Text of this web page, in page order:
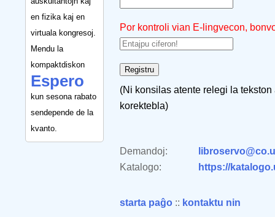
en fizika kaj en
virtuala kongresoj.
Mendu la
kompaktdiskon
Espero
kun sesona rabato
sendepende de la
kvanto.
Por kontroli vian E-lingvecon,
(Ni konsilas atente relegi la
korektebla)
Demandoj:
Katalogo:
https://
starta paĝo :: kontaktu nin